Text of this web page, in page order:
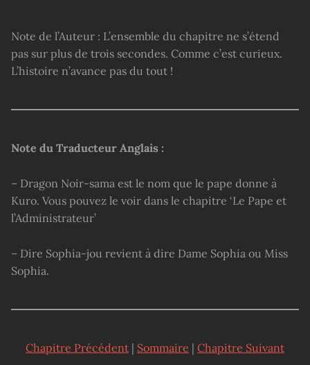
Note de l’Auteur : L’ensemble du chapitre ne s’étend
pas sur plus de trois secondes. Comme c’est curieux.
L’histoire n’avance pas du tout !
Note du Traducteur Anglais :
– Dragon Noir-sama est le nom que le pape donne à
Kuro. Vous pouvez le voir dans le chapitre ‘Le Pape et
l’Administrateur’
– Dire Sophia-jou revient à dire Dame Sophia ou Miss
Sophia.
Chapitre Précédent | Sommaire | Chapitre Suivant